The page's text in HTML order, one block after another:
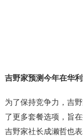
吉野家预测今年在华
为了保持竞争力，吉
了更多套餐选项，旨
吉野家社长成濑哲也